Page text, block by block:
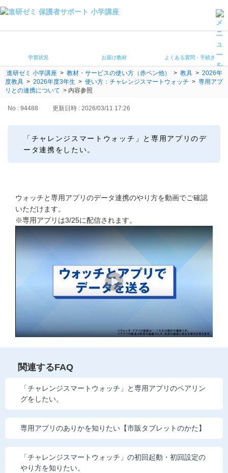
よくある質問・手続き
保護者サポート小学講座 トップ
登録情報の変更・各種お手続き
よくある質問・お問い合わせ
お問い合わせ窓口
他の講座のよくある質問・手続きはこちら
進研ゼミ 中学講座
進研ゼミ 高校講座
学習状況 お届け教材 よくある質問・手続き
進研ゼミ 小学講座 > 教材・サービスの使い方（赤ペン他） > 教具 > 2026年
度教具 > 2026年度3年生 > 使い方：チャレンジスマートウォッチ > 専用アプ
リとの連携について > 内容参照
No : 94488 更新日時 : 2026/03/11 17:26
「チャレンジスマートウォッチ」と専用アプリのデ
ータ連携をしたい。
ウォッチと専用アプリのデータ連携のやり方を動画でご確認
いただけます。
※専用アプリは3/25に配信されます。
関連するFAQ
「チャレンジスマートウォッチ」と専用アプリのペアリン
グをしたい。
専用アプリのありかを知りたい【市販タブレットのかた】
「チャレンジスマートウォッチ」の初回起動・初回設定の
やり方を知りたい。